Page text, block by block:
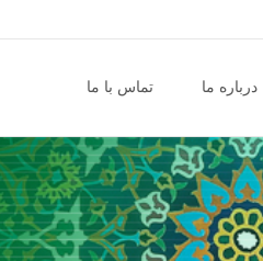
درباره ما تماس با ما